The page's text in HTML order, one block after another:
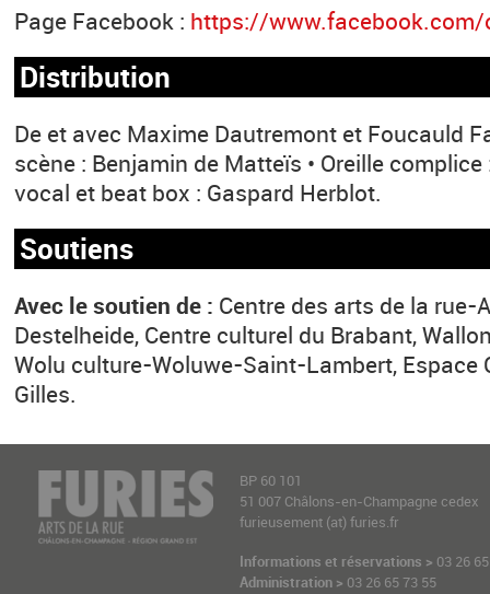
Page Facebook : https://
Distribution
De et avec Maxime Dautremont et Foucauld
scène : Benjamin de Matteïs • Oreille
vocal et beat box : Gaspard Herblot.
Soutiens
Avec le soutien de : Centre des arts de la rue-
Destelheide, Centre culturel du Brabant,
Wolu culture-Woluwe-Saint-Lambert,
Gilles.
BP 60 101
51 007 Châlons-en-Champagne cedex
furieusement (at) furies.fr
Informations et réservations > 03 26
Administration > 03 26 65 73 55